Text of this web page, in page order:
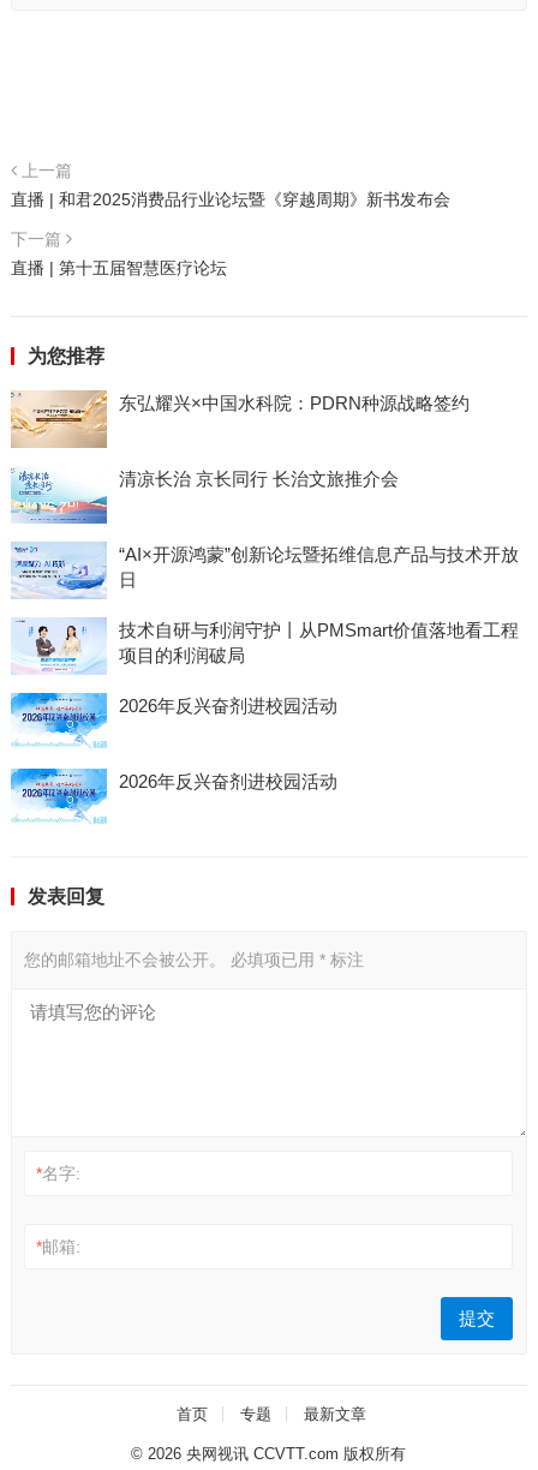
上一篇
直播 | 和君2025消费品行业论坛暨《穿越周期》新书发布会
下一篇
直播 | 第十五届智慧医疗论坛
为您推荐
东弘耀兴×中国水科院：PDRN种源战略签约
清凉长治 京长同行 长治文旅推介会
“AI×开源鸿蒙”创新论坛暨拓维信息产品与技术开放
日
技术自研与利润守护丨从PMSmart价值落地看工程
项目的利润破局
2026年反兴奋剂进校园活动
2026年反兴奋剂进校园活动
发表回复
您的邮箱地址不会被公开。 必填项已用 *标注
*名字:
*邮箱:
首页 专题 最新文章
© 2026央网视讯 CCVTT.com 版权所有